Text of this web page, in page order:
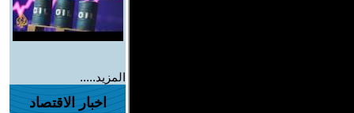
المزيد.....
اخبار الاقتصاد